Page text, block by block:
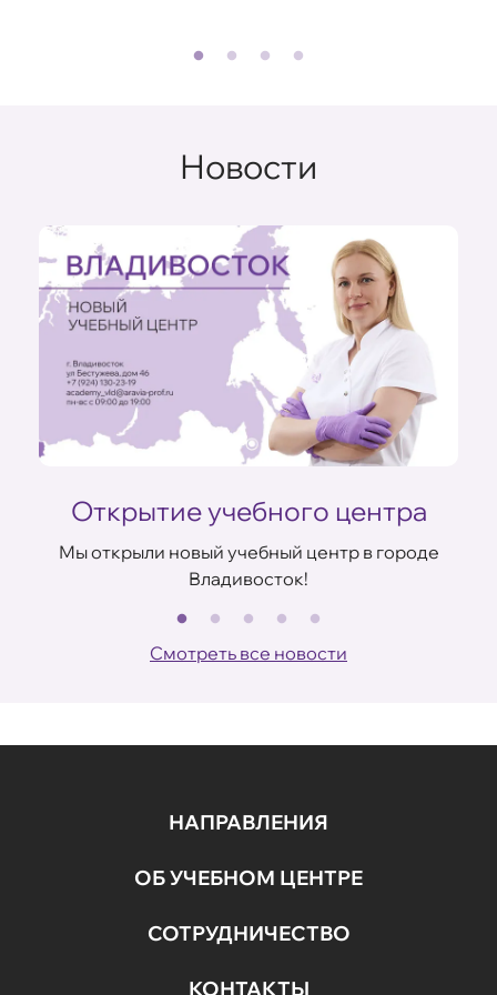
Новости
Открытие учебного центра
Мы открыли новый учебный центр в городе
Владивосток!
Смотреть все новости
НАПРАВЛЕНИЯ
ОБ УЧЕБНОМ ЦЕНТРЕ
СОТРУДНИЧЕСТВО
КОНТАКТЫ